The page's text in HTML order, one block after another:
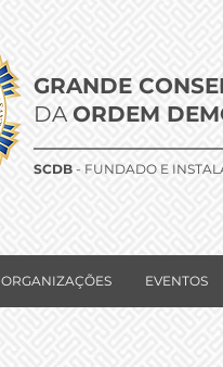
GRANDE
DA ORDEM
SCDB - FUNDADO E
ORGANIZAÇÕES EVENTOS